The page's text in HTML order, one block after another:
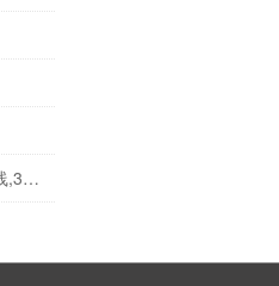
10KV短路接地线,三相短路接地线,35KV携带型短路接地线